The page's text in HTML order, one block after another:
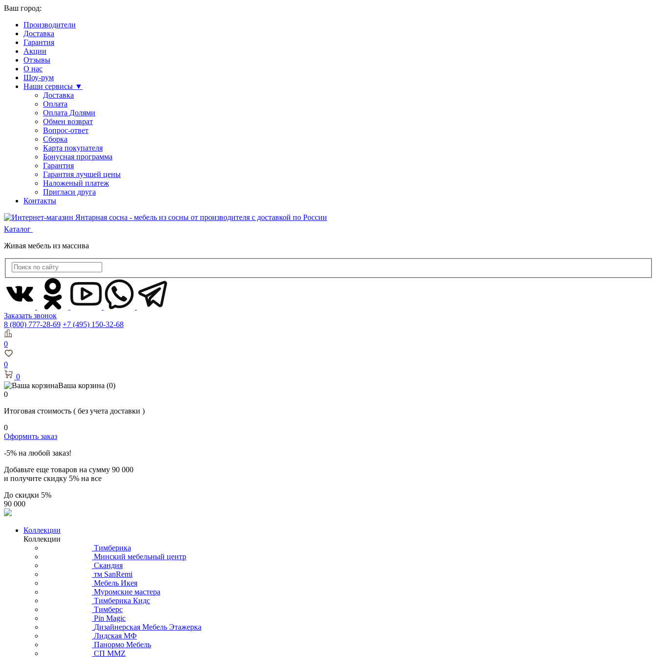
Ваш город:
Производители
Доставка
Гарантия
Акции
Отзывы
О нас
Шоу-рум
Наши сервисы ▼
Доставка
Оплата
Оплата Долями
Обмен возврат
Вопрос-ответ
Сборка
Карта покупателя
Бонусная программа
Гарантия
Гарантия лучшей цены
Наложеный платеж
Пригласи друга
Контакты
Каталог
Живая мебель из массива
Заказать звонок
8 (800) 777-28-69 +7 (495) 150-32-68
0
0
0
Ваша корзина (0)
0
Итоговая стоимость ( без учета доставки )
0
Оформить заказ
-5% на любой заказ!
Добавьте еще товаров на сумму 90 000
и получите скидку 5% на все
До скидки 5%
90 000
Коллекции
Коллекции
Тимберика
Минский мебельный центр
Скандия
тм SanRemi
Мебель Икея
Муромские мастера
Тимберика Кидс
Тимберс
Pin Magic
Дизайнерская Мебель Этажерка
Лидская МФ
Панормо Мебель
СП ММZ